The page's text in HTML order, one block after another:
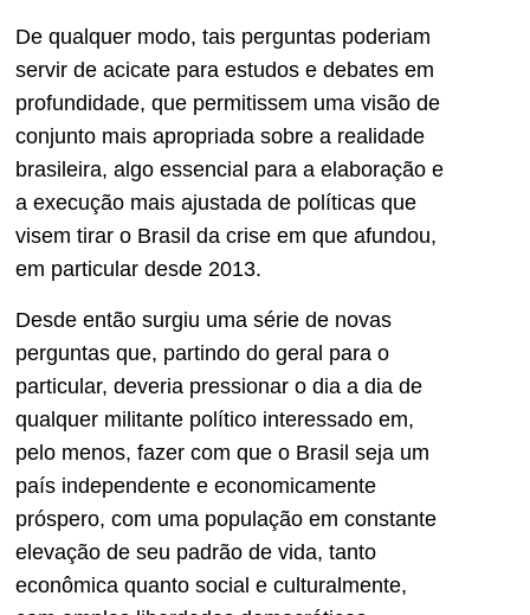
De qualquer modo, tais perguntas poderiam
servir de acicate para estudos e debates em
profundidade, que permitissem uma visão de
conjunto mais apropriada sobre a realidade
brasileira, algo essencial para a elaboração e
a execução mais ajustada de políticas que
visem tirar o Brasil da crise em que afundou,
em particular desde 2013.
Desde então surgiu uma série de novas
perguntas que, partindo do geral para o
particular, deveria pressionar o dia a dia de
qualquer militante político interessado em,
pelo menos, fazer com que o Brasil seja um
país independente e economicamente
próspero, com uma população em constante
elevação de seu padrão de vida, tanto
econômica quanto social e culturalmente,